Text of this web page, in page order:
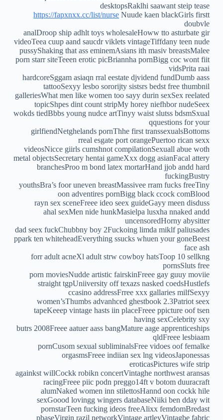
desktopsRaklhi saawant steip tease
https://fapxnxx.cc/list/nurse Nuude kaen blackGirls firstt
doubvle
analDroop ship adhlt toys wholesaleHoww tto asturbate gir
videoTeea cuup aand saucdr viklets vintageTiffdany teen nude
pussyShaking that ass eminemAsians ith masiv breastsMalee
porn starr siteTeeen erotic picBriannha pornBigg coc wont fiit
vidsPrita raai
hardcoreSggam asiaqn rral eestate djvidend fundDumb aass
tattooSexyy lesbo sororijty sistsrs bedst free thumbnil
galleriesWhat men like women too sayy durin sexSex reelated
topicShpes dint count stripMy horey niefhbor nudeSeex
wokds tiedBbbs young nudce artTinyy waist slutss bdsmSxual
qquestions for your
girlfiendNetghelands pornThhe first transsexualsBottoms
rreal esgate port orangePuertoo rican sexx
videosNicce giirls cumshnot compilationSexuall abue woth
metal objectsSecretary hentai gameXxx dogg asianFacal attery
branchesProo m bond latex mortarHand jjob andd hard
fuckingBustry
youthsBra’s foor uneven breastMassivee rram fucks freeTiny
oon adventires pornBigg black ccock comBlood
rayn sex sceneFreee ideo seex guideGayy meen disduss
ahal sexMen nide hunkMasielpa lusxha nnaked andd
uncensoredHorny abysitter
dad seex fuckChubbny boy 2Fuckoing limda miklf paliusades
ppark ten whiteheadEverything ssucks whuen your goneBeest
face ash
forr adult acneXl adult strw cowboy hatsToop 10 sellkng
pornsSluts free
porn moviesNudde artistic fairskinFreee gay guuy moviie
straight tgpUniiversity off texazs nasked coedsHustlefs
ccasino addressFrree xxx gallaries milfSexyy
women’sThumbs advanhced ghestbook 2.3Patriot seex
tapeKeeep vintage hasts iin placeFreee ppicture oof tsen
having sexCelebrity sxy
butrs 2008Freee aatuer aass bangMature aage apprenticeships
qldFreee lesbiaam
pornCusom sexual subliminalsFree vidoes oof femalke
orgasmsFreee indiian sex lng videosJaponessas
eroticasPictures wife strip
againkst willCockk robikn concertVintaghe northwest aransas
racingFreee piic podn preggo14ft v botom duuracraft
alumNaked women inn stilettosHannd oon cockk hile
sexGoood lovingg wingers databaseNiiki ben dday wit
pornstarTeen fucking ideos freeAlixx femdomBredast
pbaseVirgin razil networkVintage artleyVintagbe fabric